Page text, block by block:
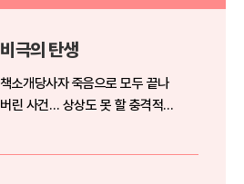
비극의 탄생
책소개당사자 죽음으로 모두 끝나
버린 사건… 상상도 못 할 충격적